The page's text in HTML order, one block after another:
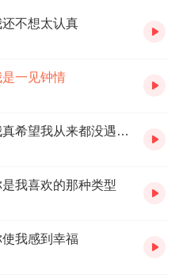
,喜欢的点个赞)
不想太认真
一见钟情
04恋爱和结婚-03表白-0031我真希望我从来都没遇到过你
我喜欢的那种类型
我感到幸福